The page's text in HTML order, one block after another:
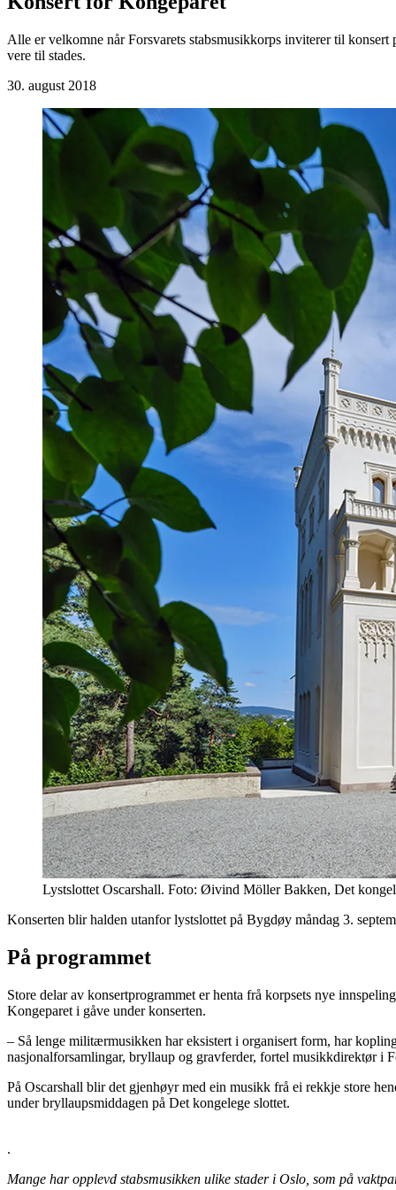
Alle er velkomne når Forsvarets stabsmusikkorps inviterer til
vere til stades.
30. august 2018
Lystslottet Oscarshall. Foto: Øivind Möller Bakken, Det
Konserten blir halden utanfor lystslottet på Bygdøy måndag 3.
På programmet
Store delar av konsertprogrammet er henta frå korpsets nye
Kongeparet i gåve under konserten.
– Så lenge militærmusikken har eksistert i organisert form, har
nasjonalforsamlingar, bryllaup og gravferder, fortel musikkdirektør i
På Oscarshall blir det gjenhøyr med ein musikk frå ei rekkje store
under bryllaupsmiddagen på Det kongelege slottet.
.
Mange har opplevd stabsmusikken ulike stader i Oslo, som på